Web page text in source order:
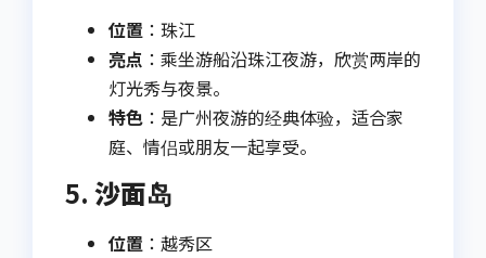
位置 ：珠江
亮点 ：乘坐游船沿珠江夜游，欣赏两岸的
灯光秀与夜景。
特色 ：是广州夜游的经典体验，适合家
庭、情侣或朋友一起享受。
5. 沙面岛
位置 ：越秀区